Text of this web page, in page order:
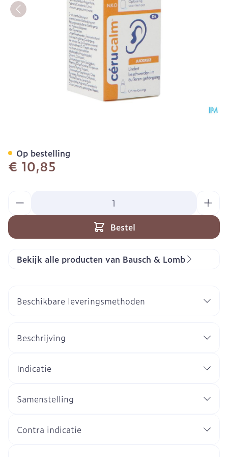
€ 10,85
Bestel
Op bestelling
Bekijk alle producten van Bausch & Lomb
Beschikbare leveringsmethoden
Beschrijving
Indicatie
Samenstelling
Contra indicatie